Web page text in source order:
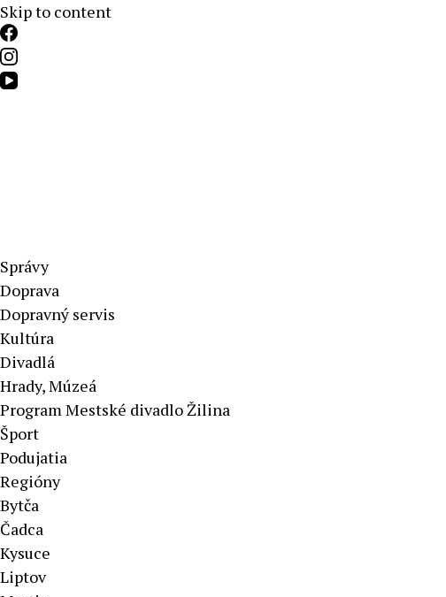
Skip to content
Aktuálne správy – severné Slovensko
Správy
Doprava
Dopravný servis
Kultúra
Divadlá
Hrady, Múzeá
Program Mestské divadlo Žilina
Šport
Podujatia
Regióny
Bytča
Čadca
Kysuce
Liptov